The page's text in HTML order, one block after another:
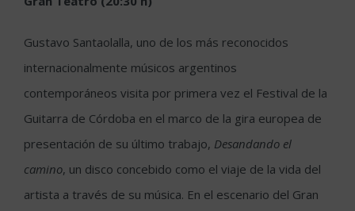
Gustavo Santaolalla, uno de los más reconocidos
internacionalmente músicos argentinos
contemporáneos visita por primera vez el Festival de la
Guitarra de Córdoba en el marco de la gira europea de
presentación de su último trabajo, Desandando el
camino, un disco concebido como el viaje de la vida del
artista a través de su música. En el escenario del Gran